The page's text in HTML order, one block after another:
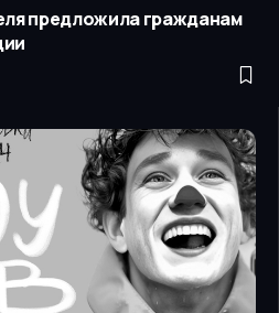
предложила гражданам